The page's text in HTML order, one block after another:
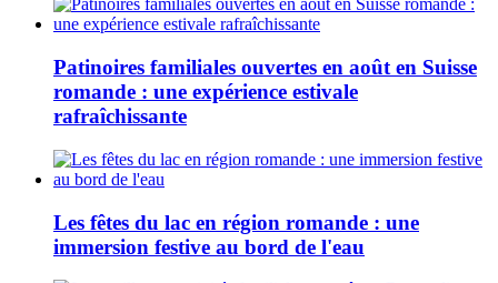
Patinoires familiales ouvertes en août en Suisse
romande : une expérience estivale
rafraîchissante
Les fêtes du lac en région romande : une
immersion festive au bord de l'eau